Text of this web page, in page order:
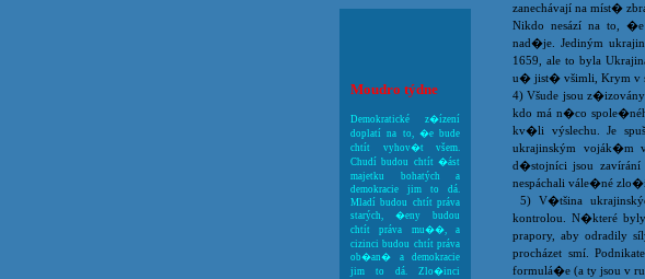
zanechávají na míst�
Nikdo nesází na to,
nad�je. Jediným
1659, ale to byla
u� jist� všimli, Krym v
4) Všude jsou
kdo má n�co
kv�li výslechu. Je
ukrajinským voják�m
d�stojníci jsou
nespáchali vále�né
5) V�tšina
kontrolou. N�které
prapory, aby odradily
procházet smí.
formulá�e (a ty jsou v
Moudro týdne
Demokratické z�ízení
doplatí na to, �e bude
chtít vyhov�t všem.
Chudí budou chtít �ást
majetku bohatých a
demokracie jim to dá.
Mladí budou chtít práva
starých, �eny budou
chtít práva mu��, a
cizinci budou chtít práva
ob�an� a demokracie
jim to dá. Zlo�inci